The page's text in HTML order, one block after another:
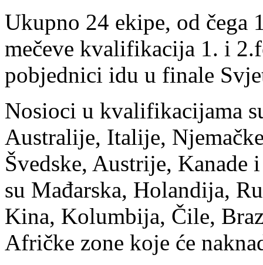
Ukupno 24 ekipe, od čega
mečeve kvalifikacija 1. i
pobjednici idu u finale
Nosioci u kvalifikacijama
Australije, Italije,
Švedske, Austrije, Kanade
su Mađarska, Holandija,
Kina, Kolumbija, Čile,
Afričke zone koje će